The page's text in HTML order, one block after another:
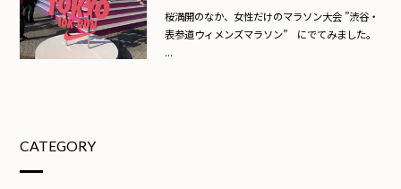
桜満開のなか、女性だけのマラソン大会 ”渋谷・
表参道ウィメンズマラソン” にでてみました。
...
CATEGORY